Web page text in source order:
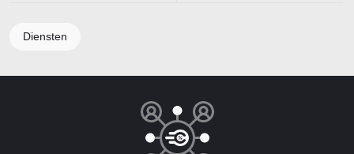
Diensten